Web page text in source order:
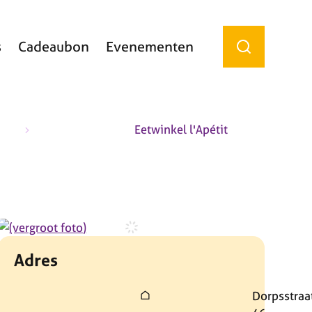
Cadeaubon Evenementen Zoek tonen /
Eetwinkel l'Apétit
Adres